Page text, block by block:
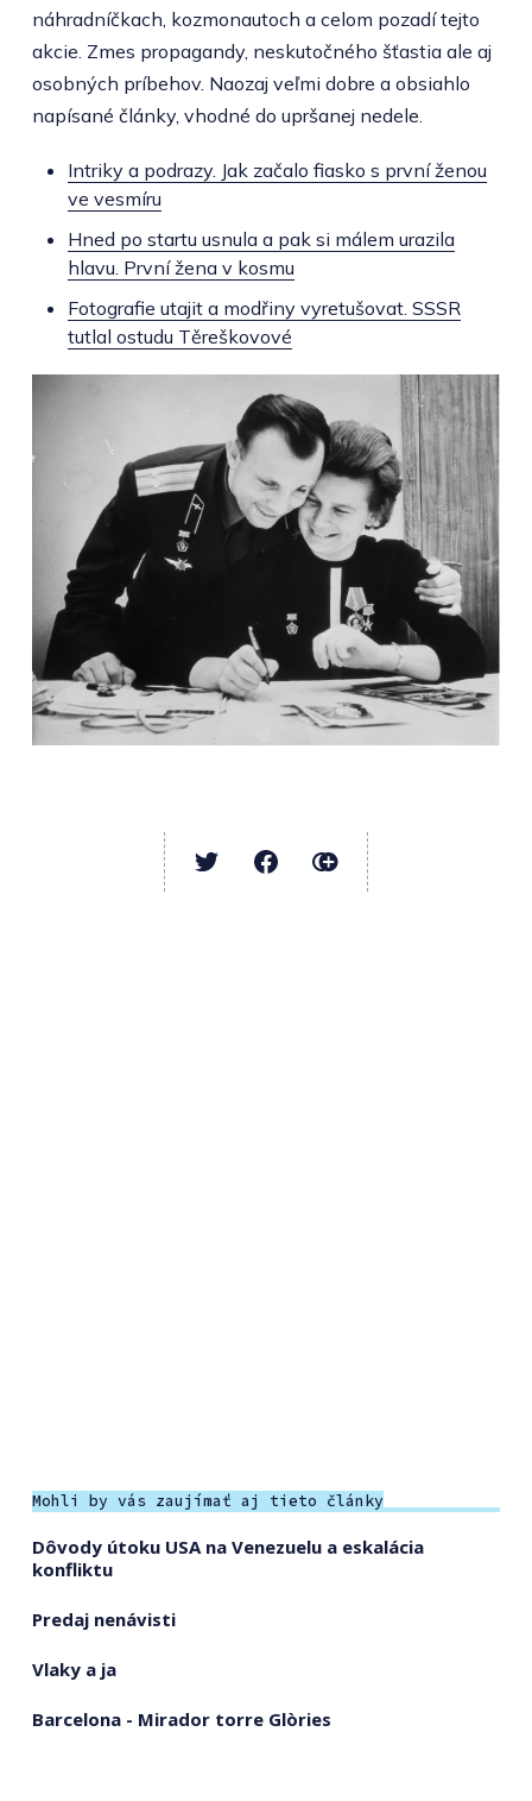
náhradníčkach, kozmonautoch a celom pozadí tejto
akcie. Zmes propagandy, neskutočného šťastia ale aj
osobných príbehov. Naozaj veľmi dobre a obsiahlo
napísané články, vhodné do upršanej nedele.
Intriky a podrazy. Jak začalo fiasko s první ženou
ve vesmíru
Hned po startu usnula a pak si málem urazila
hlavu. První žena v kosmu
Fotografie utajit a modřiny vyretušovat. SSSR
tutlal ostudu Těreškovové
Mohli by vás zaujímať aj tieto články
Dôvody útoku USA na Venezuelu a eskalácia
konfliktu
Predaj nenávisti
Vlaky a ja
Barcelona - Mirador torre Glòries